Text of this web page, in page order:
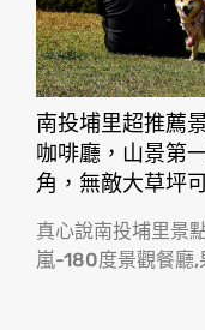
南投埔里超推薦
咖啡廳，山景第
角，無敵大草坪
真心說南投埔里景
嵐-180度景觀餐廳,